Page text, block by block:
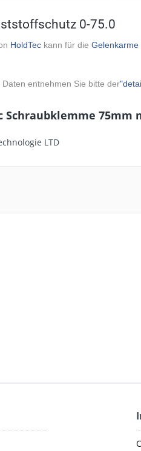
0-75.0
HoldTec kann für dieGelenkarme
entnehmen Sie bitte der
Schraubklemme
LTD